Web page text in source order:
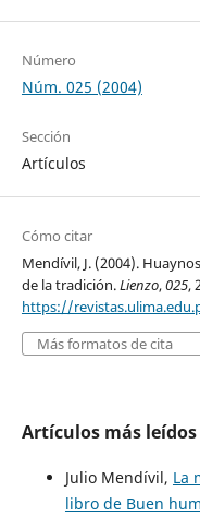
Número
Núm. 025 (2004)
Sección
Artículos
Cómo citar
Mendívil, J. (2004).
de la tradición.Lienzo,025,
https://
Más formatos de cita
Artículos más
Julio Mendívil, La
libro de Buen